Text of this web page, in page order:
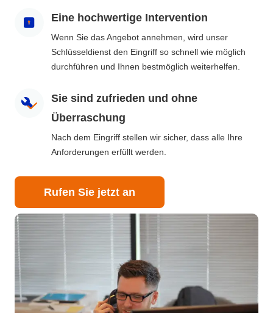
Eine hochwertige Intervention
Wenn Sie das Angebot annehmen, wird unser
Schlüsseldienst den Eingriff so schnell wie möglich
durchführen und Ihnen bestmöglich weiterhelfen.
Sie sind zufrieden und ohne
Überraschung
Nach dem Eingriff stellen wir sicher, dass alle Ihre
Anforderungen erfüllt werden.
Rufen Sie jetzt an